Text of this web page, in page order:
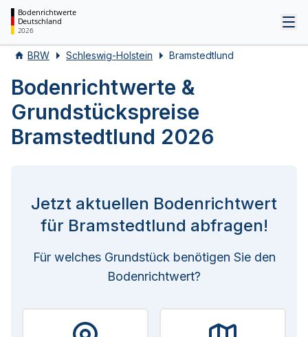
Bodenrichtwerte
Deutschland
2026
BRW Schleswig-Holstein Bramstedtlund
Bodenrichtwerte &
Grundstückspreise
Bramstedtlund 2026
Jetzt aktuellen Bodenrichtwert
für Bramstedtlund abfragen!
Für welches Grundstück benötigen Sie den
Bodenrichtwert?